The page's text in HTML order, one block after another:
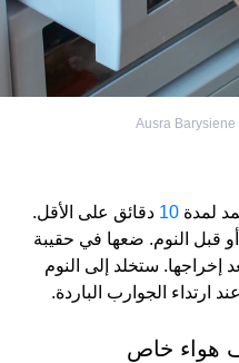
Ausra Barysiene
لمدة 10 دقائق على الأقل.
قبل النوم. ضعها في حقيبة
إخراجها. ستخلد إلى النوم
ارتداء الجوارب الباردة.